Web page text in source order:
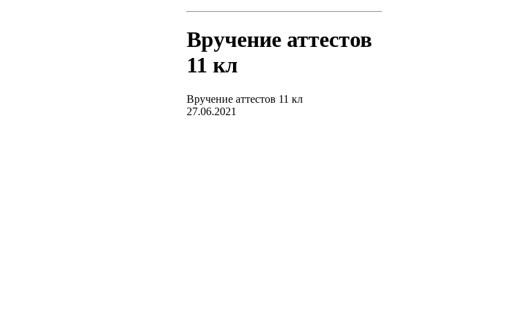
Вручение аттестов
11 кл
Вручение аттестов 11 кл
27.06.2021